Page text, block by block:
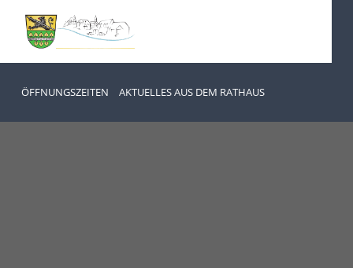
ÖFFNUNGSZEITEN AKTUELLES AUS DEM RATHAUS